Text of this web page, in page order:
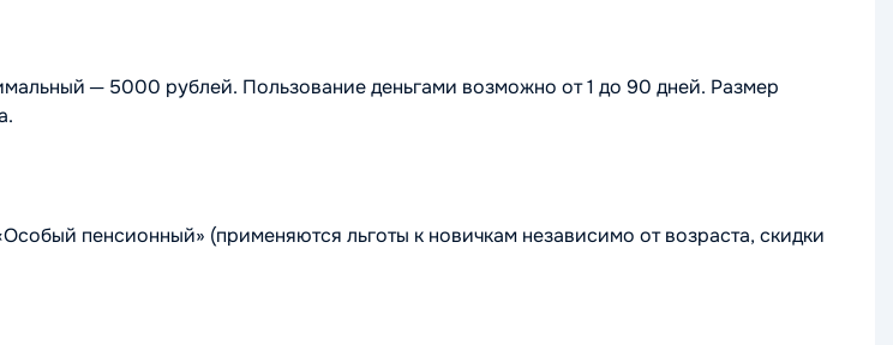
─ 5000 рублей. Пользование деньгами возможно от 1 до 90 дней. Размер
пенсионный» (применяются льготы к новичкам независимо от возраста, скидки